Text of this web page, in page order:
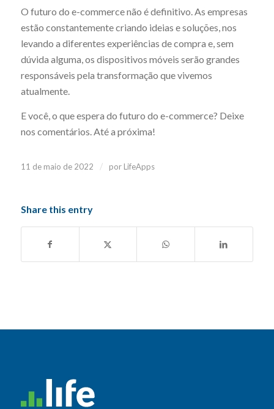
O futuro do e-commerce não é definitivo. As empresas
estão constantemente criando ideias e soluções, nos
levando a diferentes experiências de compra e, sem
dúvida alguma, os dispositivos móveis serão grandes
responsáveis pela transformação que vivemos
atualmente.
E você, o que espera do futuro do e-commerce? Deixe
nos comentários. Até a próxima!
11 de maio de 2022 / por LifeApps
Share this entry